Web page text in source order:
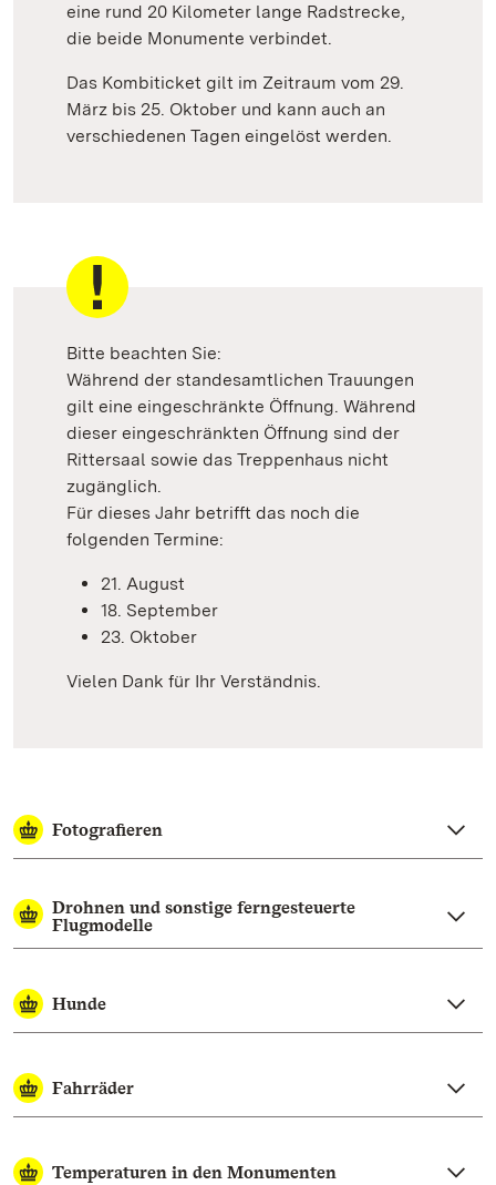
eine rund 20 Kilometer lange Radstrecke,
die beide Monumente verbindet.
Das Kombiticket gilt im Zeitraum vom 29.
März bis 25. Oktober und kann auch an
verschiedenen Tagen eingelöst werden.
Bitte beachten Sie:
Während der standesamtlichen Trauungen
gilt eine eingeschränkte Öffnung. Während
dieser eingeschränkten Öffnung sind der
Rittersaal sowie das Treppenhaus nicht
zugänglich.
Für dieses Jahr betrifft das noch die
folgenden Termine:
21. August
18. September
23. Oktober
Vielen Dank für Ihr Verständnis.
Fotografieren
Drohnen und sonstige ferngesteuerte
Flugmodelle
Hunde
Fahrräder
Temperaturen in den Monumenten